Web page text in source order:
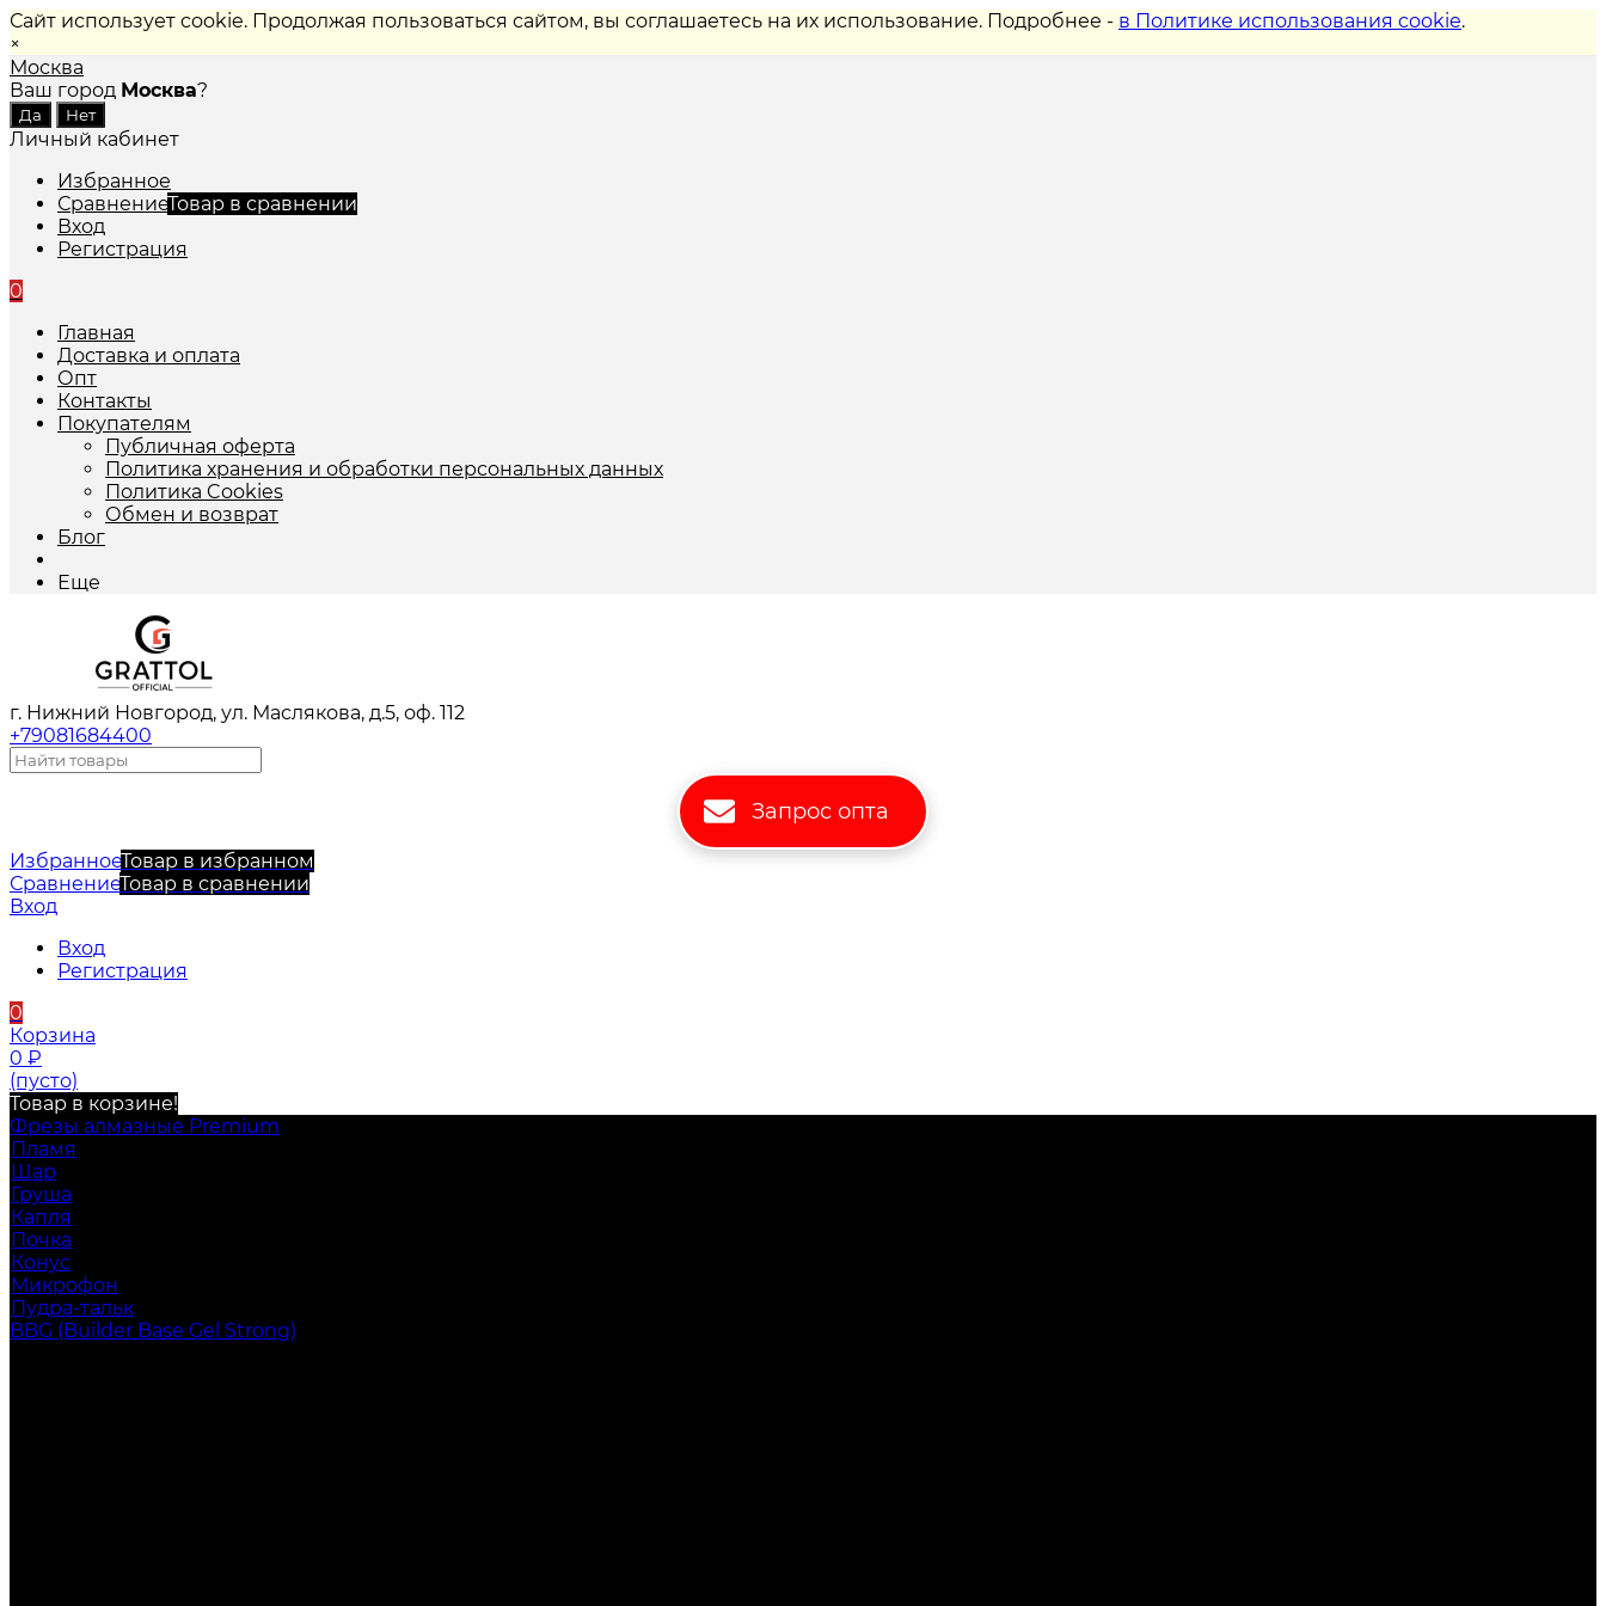
Сайт использует cookie. Продолжая пользоваться сайтом, вы соглашаетесь на их использование. Подробнее - в Политике использования cookie.
×
Москва
Ваш город Москва?
Личный кабинет
Избранное
СравнениеТовар в сравнении
Вход
Регистрация
0
Главная
Доставка и оплата
Опт
Контакты
Покупателям
Публичная оферта
Политика хранения и обработки персональных данных
Политика Cookies
Обмен и возврат
Блог
Еще
г. Нижний Новгород, ул. Маслякова, д.5, оф. 112
+79081684400
Запрос опта
ИзбранноеТовар в избранном
СравнениеТовар в сравнении
Вход
Вход
Регистрация
0
Корзина
0 ₽
(пусто)
Товар в корзине!
Фрезы алмазные Premium
Пламя
Шар
Груша
Капля
Почка
Конус
Микрофон
Пудра-тальк
BBG (Builder Base Gel Strong)